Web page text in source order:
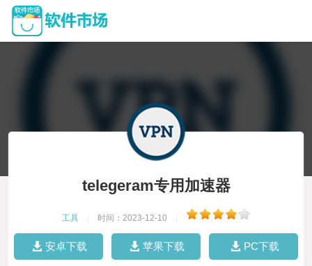
telegeram专用加速器
工具 时间：2023-12-10
安卓下载 苹果下载 PC下载